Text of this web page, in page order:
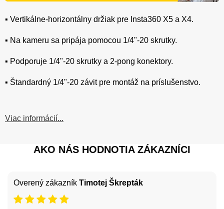
▪️ Vertikálne-horizontálny držiak pre Insta360 X5 a X4.
▪️ Na kameru sa pripája pomocou 1/4"-20 skrutky.
▪️ Podporuje 1/4"-20 skrutky a 2-pong konektory.
▪️ Štandardný 1/4"-20 závit pre montáž na príslušenstvo.
Viac informácií...
AKO NÁS HODNOTIA ZÁKAZNÍCI
Overený zákazník Timotej Škrepták